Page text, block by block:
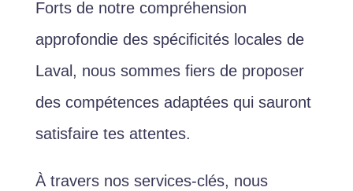
Forts de notre compréhension
approfondie des spécificités locales de
Laval, nous sommes fiers de proposer
des compétences adaptées qui sauront
satisfaire tes attentes.
À travers nos services-clés, nous